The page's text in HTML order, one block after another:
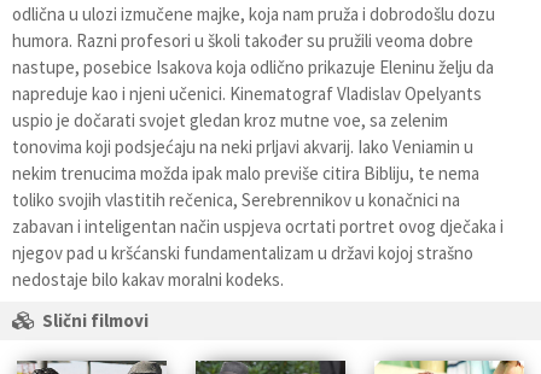
odlična u ulozi izmučene majke, koja nam pruža i dobrodošlu dozu
humora. Razni profesori u školi također su pružili veoma dobre
nastupe, posebice Isakova koja odlično prikazuje Eleninu želju da
napreduje kao i njeni učenici. Kinematograf Vladislav Opelyants
uspio je dočarati svojet gledan kroz mutne voe, sa zelenim
tonovima koji podsjećaju na neki prljavi akvarij. Iako Veniamin u
nekim trenucima možda ipak malo previše citira Bibliju, te nema
toliko svojih vlastitih rečenica, Serebrennikov u konačnici na
zabavan i inteligentan način uspjeva ocrtati portret ovog dječaka i
njegov pad u kršćanski fundamentalizam u državi kojoj strašno
nedostaje bilo kakav moralni kodeks.
Slični filmovi